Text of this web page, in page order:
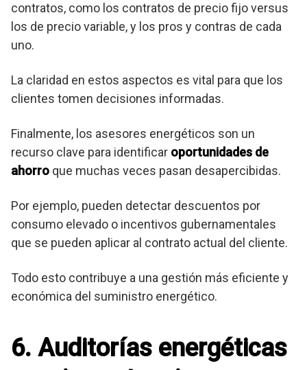
contratos, como los contratos de precio fijo versus
los de precio variable, y los pros y contras de cada
uno.
La claridad en estos aspectos es vital para que los
clientes tomen decisiones informadas.
Finalmente, los asesores energéticos son un
recurso clave para identificar oportunidades de
ahorro que muchas veces pasan desapercibidas.
Por ejemplo, pueden detectar descuentos por
consumo elevado o incentivos gubernamentales
que se pueden aplicar al contrato actual del cliente.
Todo esto contribuye a una gestión más eficiente y
económica del suministro energético.
6. Auditorías energéticas